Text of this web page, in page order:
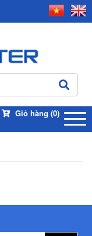
Giỏ hàng (0)